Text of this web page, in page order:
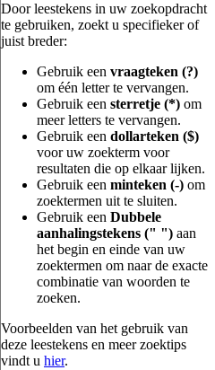
Door leestekens in uw zoekopdracht
te gebruiken, zoekt u specifieker of
juist breder:
Gebruik een vraagteken (?)
om één letter te vervangen.
Gebruik een sterretje (*) om
meer letters te vervangen.
Gebruik een dollarteken ($)
voor uw zoekterm voor
resultaten die op elkaar lijken.
Gebruik een minteken (-) om
zoektermen uit te sluiten.
Gebruik een Dubbele
aanhalingstekens (" ") aan
het begin en einde van uw
zoektermen om naar de exacte
combinatie van woorden te
zoeken.
Voorbeelden van het gebruik van
deze leestekens en meer zoektips
vindt u hier.